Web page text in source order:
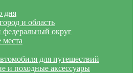
дня
и область
округ
для путешествий
и походные аксессуары